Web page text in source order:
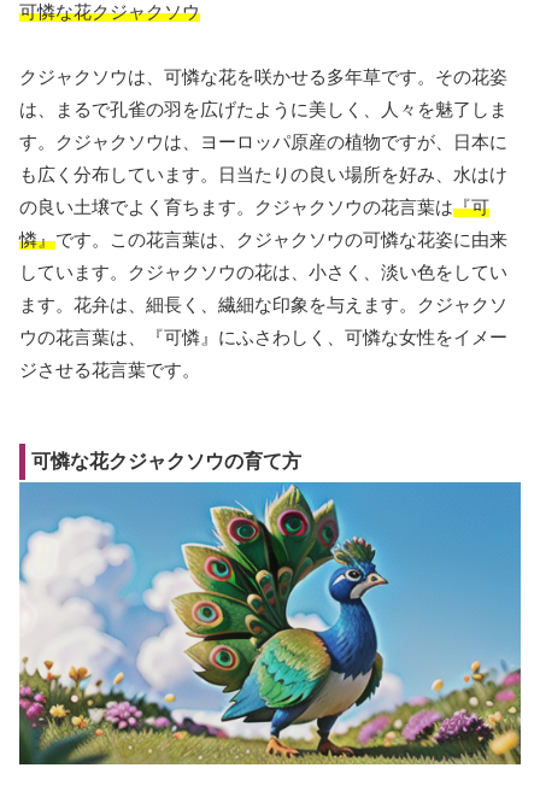
可憐な花クジャクソウ
クジャクソウは、可憐な花を咲かせる多年草です。その花姿
は、まるで孔雀の羽を広げたように美しく、人々を魅了しま
す。クジャクソウは、ヨーロッパ原産の植物ですが、日本に
も広く分布しています。日当たりの良い場所を好み、水はけ
の良い土壌でよく育ちます。クジャクソウの花言葉は『可
憐』です。この花言葉は、クジャクソウの可憐な花姿に由来
しています。クジャクソウの花は、小さく、淡い色をしてい
ます。花弁は、細長く、繊細な印象を与えます。クジャクソ
ウの花言葉は、『可憐』にふさわしく、可憐な女性をイメー
ジさせる花言葉です。
可憐な花クジャクソウの育て方